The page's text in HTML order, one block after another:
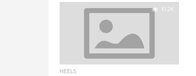
10.2K
HEELS